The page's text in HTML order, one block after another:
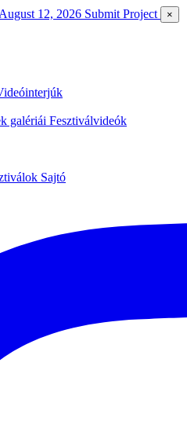
12, 2026 Submit Project ×
galériái Fesztiválvideók
Sajtó